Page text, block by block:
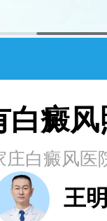
白癜
庄白癜风医
王